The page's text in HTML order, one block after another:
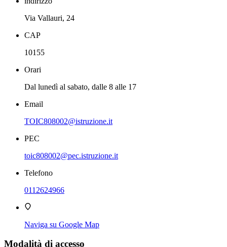
Via Vallauri, 24
CAP
10155
Orari
Dal lunedì al sabato, dalle 8 alle 17
Email
TOIC808002@istruzione.it
PEC
toic808002@pec.istruzione.it
Telefono
0112624966
Naviga su Google Map
Modalità di accesso